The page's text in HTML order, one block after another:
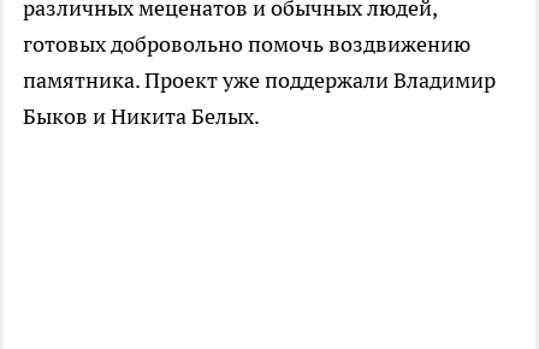
различных меценатов и обычных людей,
готовых добровольно помочь воздвижению
памятника. Проект уже поддержали Владимир
Быков и Никита Белых.